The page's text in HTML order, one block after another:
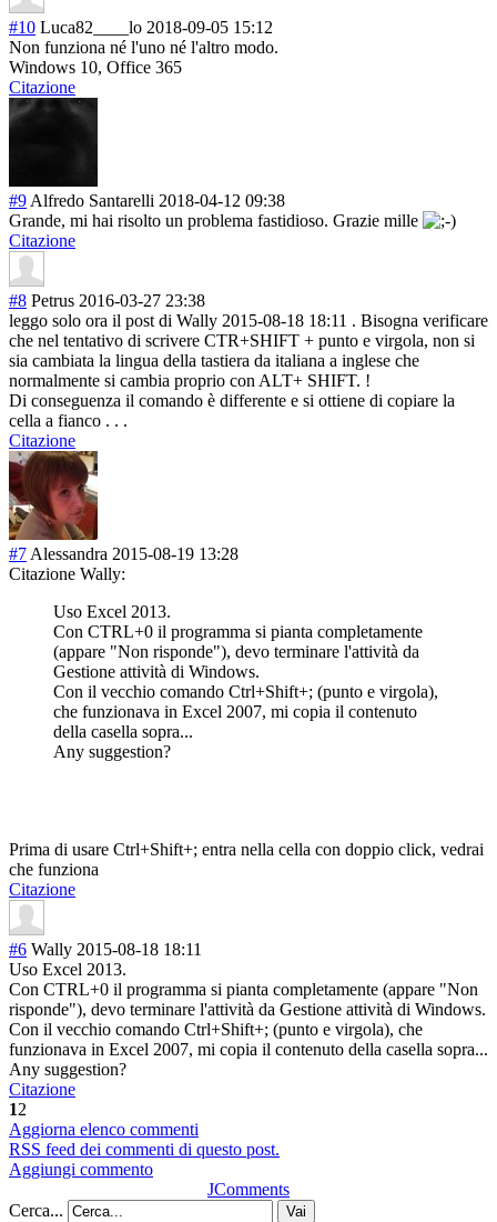
#10 Luca82____lo 2018-09-05 15:12
Non funziona né l'uno né l'altro modo.
Windows 10, Office 365
Citazione
#9 Alfredo Santarelli 2018-04-12 09:38
Grande, mi hai risolto un problema fastidioso. Grazie mille
Citazione
#8 Petrus 2016-03-27 23:38
leggo solo ora il post di Wally 2015-08-18 18:11 . Bisogna verificare
che nel tentativo di scrivere CTR+SHIFT + punto e virgola, non si
sia cambiata la lingua della tastiera da italiana a inglese che
normalmente si cambia proprio con ALT+ SHIFT. !
Di conseguenza il comando è differente e si ottiene di copiare la
cella a fianco . . .
Citazione
#7 Alessandra 2015-08-19 13:28
Citazione Wally:
Uso Excel 2013.
Con CTRL+0 il programma si pianta completamente
(appare "Non risponde"), devo terminare l'attività da
Gestione attività di Windows.
Con il vecchio comando Ctrl+Shift+; (punto e virgola),
che funzionava in Excel 2007, mi copia il contenuto
della casella sopra...
Any suggestion?
Prima di usare Ctrl+Shift+; entra nella cella con doppio click, vedrai
che funziona
Citazione
#6 Wally 2015-08-18 18:11
Uso Excel 2013.
Con CTRL+0 il programma si pianta completamente (appare "Non
risponde"), devo terminare l'attività da Gestione attività di Windows.
Con il vecchio comando Ctrl+Shift+; (punto e virgola), che
funzionava in Excel 2007, mi copia il contenuto della casella sopra...
Any suggestion?
Citazione
12
Aggiorna elenco commenti
RSS feed dei commenti di questo post.
Aggiungi commento
JComments
Cerca...
Vai